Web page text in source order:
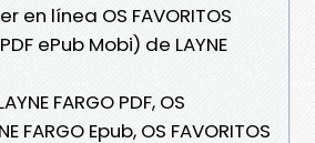
en línea OS FAVORITOS
ePub Mobi) de LAYNE
FARGO PDF, OS
FARGO Epub, OS FAVORITOS